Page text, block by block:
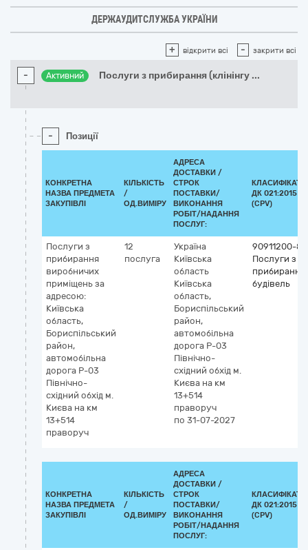
ДЕРЖАУДИТСЛУЖБА УКРАЇНИ
+ відкрити всі - закрити всі
- Активний Послуги з прибирання (клінінгу ...
- Позиції
КОНКРЕТНА
НАЗВА ПРЕДМЕТА
ЗАКУПІВЛІ
КІЛЬКІСТЬ
/
ОД.ВИМІРУ
АДРЕСА
ДОСТАВКИ /
СТРОК
ПОСТАВКИ/
ВИКОНАННЯ
РОБІТ/НАДАННЯ
ПОСЛУГ:
ДК 021:2015
(CPV)
Послуги з
прибирання
виробничих
приміщень за
адресою:
Київська
область,
Бориспільський
район,
автомобільна
дорога Р-03
Північно-
східний обхід м.
Києва на км
13+514
праворуч
12
послуга
Україна
Київська
область
Київська
область,
Бориспільський
район,
автомобільна
дорога Р-03
Північно-
східний обхід м.
Києва на км
13+514
праворуч
по 31-07-2027
90911200-8
Послуги з
прибирання
будівель
КОНКРЕТНА
НАЗВА ПРЕДМЕТА
ЗАКУПІВЛІ
КІЛЬКІСТЬ
/
ОД.ВИМІРУ
АДРЕСА
ДОСТАВКИ /
СТРОК
ПОСТАВКИ/
ВИКОНАННЯ
РОБІТ/НАДАННЯ
ПОСЛУГ:
ДК 021:2015
(CPV)